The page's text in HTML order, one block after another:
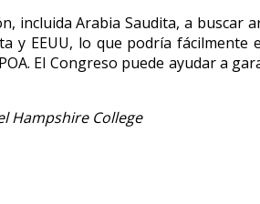
incluida Arabia Saudita, a
EEUU, lo que podría
El Congreso puede ayudar a
Hampshire College